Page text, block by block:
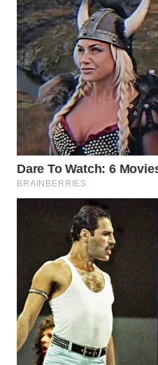
TANGERANG
WN
BINJAI
WN
CIREBON
WN
INDRAMAYU
KUNINGAN
WN
MAJALENGKA
WN
SUBANG